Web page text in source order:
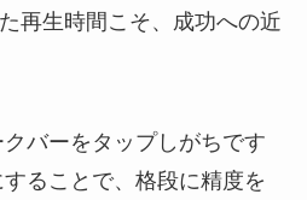
再生時間こそ、成功への近
バーをタップしがちです
ることで、格段に精度を